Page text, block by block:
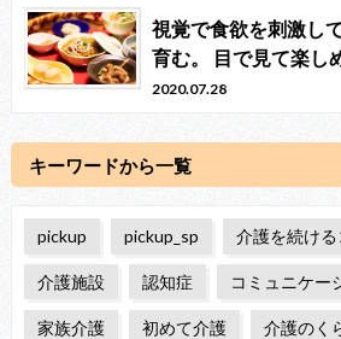
視覚で食欲を刺激し
育む。 目で見て楽し
2020.07.28
キーワードから一覧
pickup pickup_sp 介護を続ける
介護施設 認知症 コミュニケー
家族介護 初めて介護 介護のく